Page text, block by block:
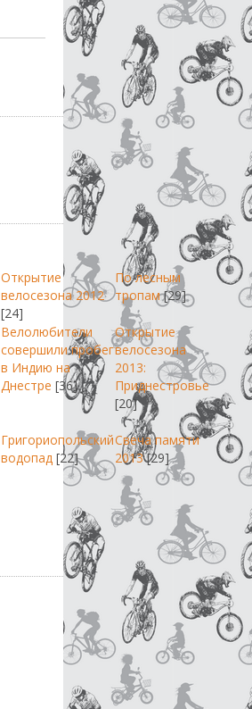
Открытие
велосезона 2012
[24]
По лесным
тропам [29]
Велолюбители
совершили пробег
в Индию на
Днестре [36]
Открытие
велосезона
2013:
Приднестровье
[20]
Григориопольский
водопад [22]
Свеча памяти
2013 [29]